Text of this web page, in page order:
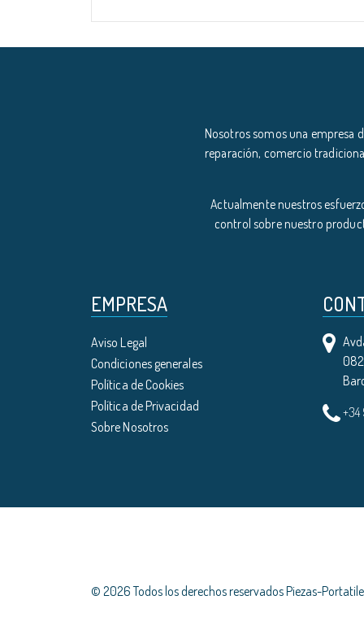
Nosotros somos una empresa
reparación, comercio
Actualmente nuestros
control sobre nuestro
EMPRESA
Aviso Legal
Condiciones generales
Política de Cookies
Política de Privacidad
Sobre Nosotros
© 2026 Todos los derechos reservados Piezas-